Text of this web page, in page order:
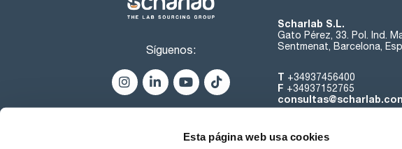
Esta página web usa cookies
Síguenos:
Scharlab S.L.
Gato Pérez, 33. Pol. Ind.
Sentmenat, Barcelona,
T +34937456400
F +34937152765